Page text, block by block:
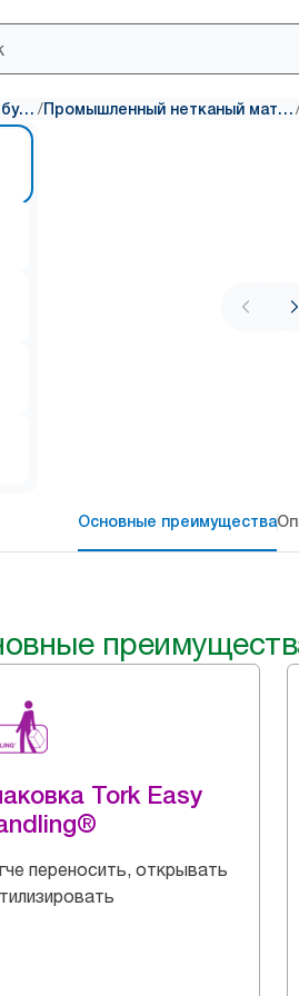
Протирочная бумага / Промышленный нетканый материал
Основные преимущества
Tork Easy
переносить, открывать